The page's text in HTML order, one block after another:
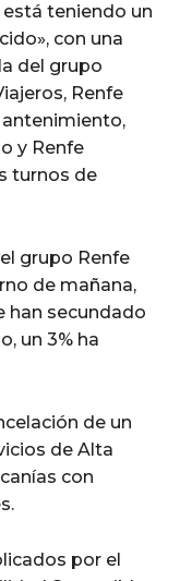
está teniendo un
con una
del grupo
Renfe
y Renfe
turnos de
grupo Renfe
de mañana,
han secundado
un 3% ha
de un
de Alta
con
por el